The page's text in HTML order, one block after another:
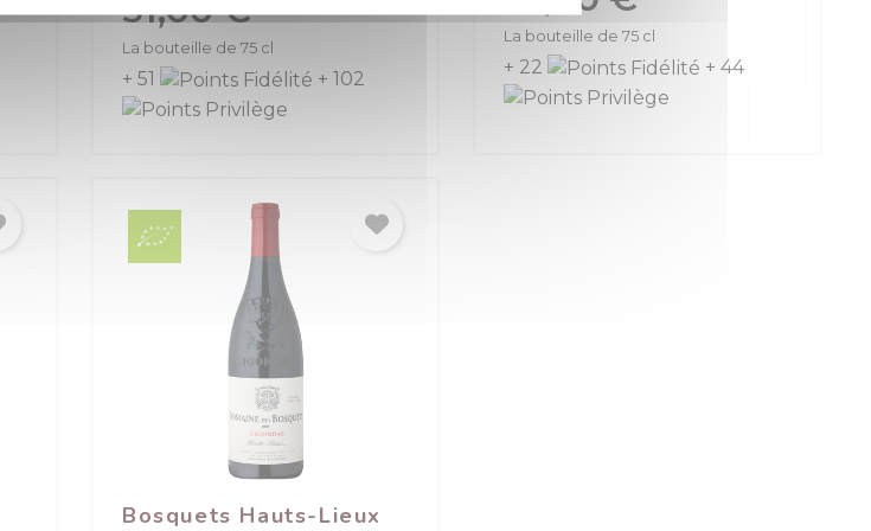
51,00 €
La bouteille de 75 cl
+ 51 + 102
La bouteille de 75 cl
+ 22 + 44
Bosquets Hauts-Lieux